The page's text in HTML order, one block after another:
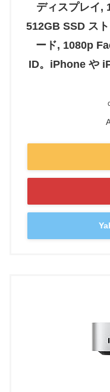
ディスプレイ,
512GB SSD ス
ード, 1080p
ID。iPhone や